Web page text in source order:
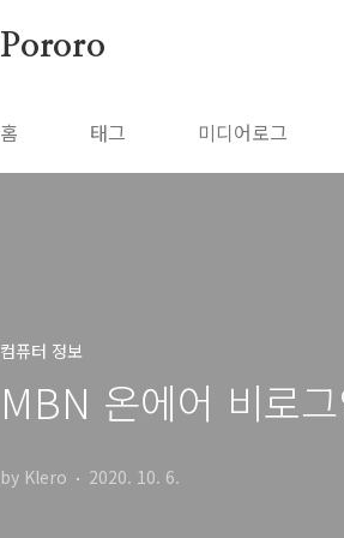
Pororo
홈 태그 미디어로그
컴퓨터 정보
MBN 온에어 비로
by Klero 2020. 10. 6.